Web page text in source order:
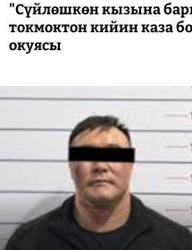
"Сүйлөшкөн кызына
токмоктон кийин каза
окуясы